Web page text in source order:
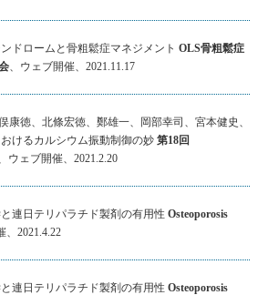
ドロームと骨粗鬆症マネジメント OLS骨粗鬆症
、ウェブ開催、2021.11.17
康徳、北條宏徳、鄭雄一、岡部幸司、宮本健史、
けるカルシウム振動制御の妙 第18回
ウェブ開催、2021.2.20
連日テリパラチド製剤の有用性 Osteoporosis
、2021.4.22
連日テリパラチド製剤の有用性 Osteoporosis